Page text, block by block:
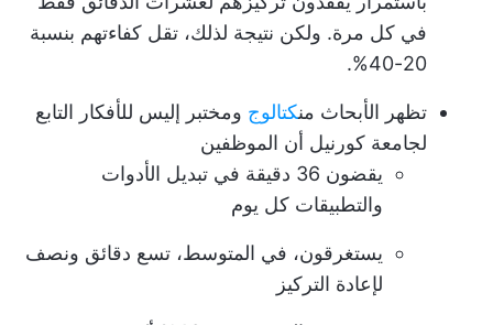
في كل مرة. ولكن نتيجة لذلك، تقل كفاءتهم بنسبة
20-40%.
تظهر الأبحاث منكتالوج ومختبر إليس للأفكار التابع
لجامعة كورنيل أن الموظفين
يقضون 36 دقيقة في تبديل الأدوات
والتطبيقات كل يوم
يستغرقون، في المتوسط، تسع دقائق ونصف
لإعادة التركيز